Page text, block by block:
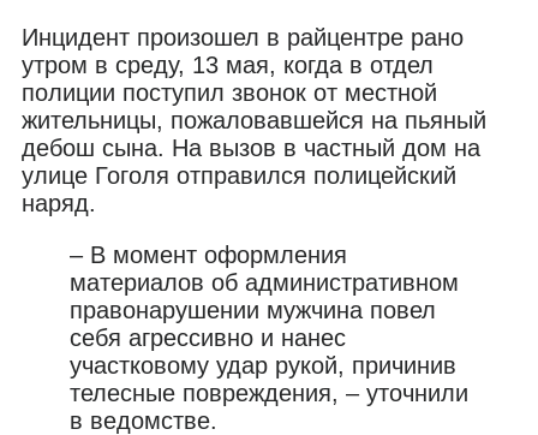
Инцидент произошел в райцентре рано
утром в среду, 13 мая, когда в отдел
полиции поступил звонок от местной
жительницы, пожаловавшейся на пьяный
дебош сына. На вызов в частный дом на
улице Гоголя отправился полицейский
наряд.
– В момент оформления
материалов об административном
правонарушении мужчина повел
себя агрессивно и нанес
участковому удар рукой, причинив
телесные повреждения, – уточнили
в ведомстве.